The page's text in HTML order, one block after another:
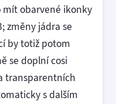
mít obarvené ikonky
změny jádra se
by totiž potom
se doplní cosi
transparentních
s dalším